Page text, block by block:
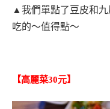
▲我們單點了豆皮和
吃的～值得點～
【高麗菜30元】